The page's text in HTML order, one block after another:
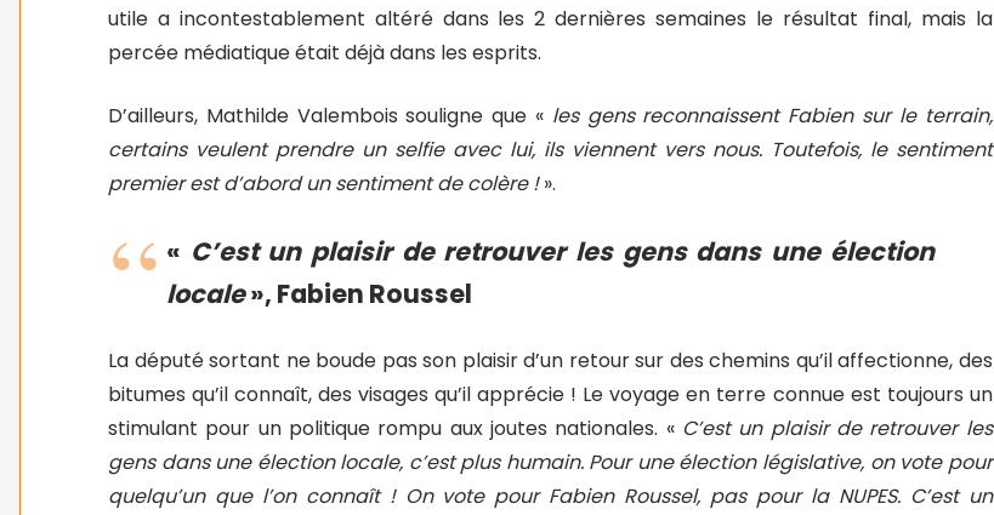
utile a incontestablement altéré dans les 2 dernières semaines le résultat final, mais la
percée médiatique était déjà dans les esprits.
D’ailleurs, Mathilde Valembois souligne que « les gens reconnaissent Fabien sur le terrain,
certains veulent prendre un selfie avec lui, ils viennent vers nous. Toutefois, le sentiment
premier est d’abord un sentiment de colère !».
« C’est un plaisir de retrouver les gens dans une élection
locale», Fabien Roussel
La député sortant ne boude pas son plaisir d’un retour sur des chemins qu’il affectionne, des
bitumes qu’il connaît, des visages qu’il apprécie ! Le voyage en terre connue est toujours un
stimulant pour un politique rompu aux joutes nationales. «C’est un plaisir de retrouver les
gens dans une élection locale, c’est plus humain. Pour une élection législative, on vote pour
quelqu’un que l’on connaît ! On vote pour Fabien Roussel, pas pour la NUPES. C’est un